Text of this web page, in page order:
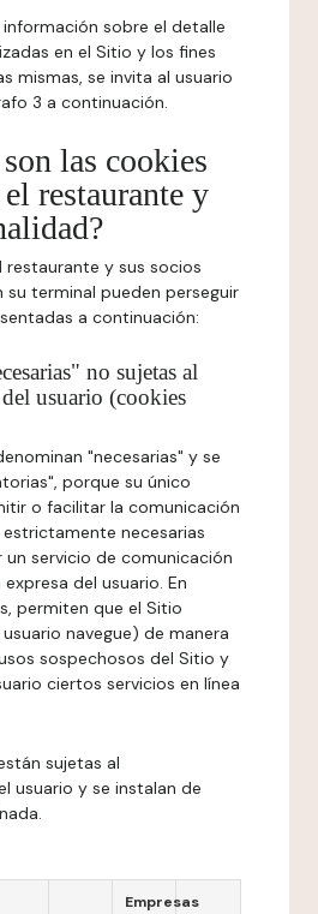
sobre el detalle
en el Sitio y los fines
mismas, se invita al usuario
3 a continuación.
las cookies
restaurante y
restaurante y sus socios
su terminal pueden perseguir
a continuación:
no sujetas al
usuario (cookies
"necesarias" y se
porque su único
o facilitar la comunicación
necesarias
servicio de comunicación
del usuario. En
permiten que el Sitio
navegue) de manera
sospechosos del Sitio y
ciertos servicios en línea
sujetas al
usuario y se instalan de
Empresas